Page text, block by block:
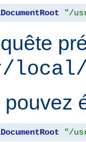
"/
local/
pouvez
"/